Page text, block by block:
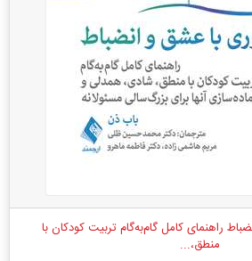
راهنمای کامل گام‌به‌گام تربیت کودکان با
منطق،...